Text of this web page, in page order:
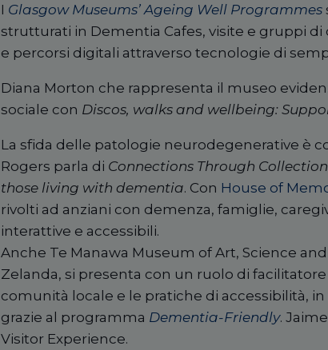
I Glasgow Museums’ Ageing Well Programmes
strutturati in Dementia Cafes, visite e gruppi
e percorsi digitali attraverso tecnologie di
Diana Morton che rappresenta il museo
sociale con Discos, walks and wellbeing:
La sfida delle patologie neurodegenerative è
Rogers parla di Connections Through
those living with dementia. Con House of
rivolti ad anziani con demenza, famiglie,
interattive e accessibili.
Anche Te Manawa Museum of Art, Science
Zelanda, si presenta con un ruolo di
comunità locale e le pratiche di accessibilità,
grazie al programma Dementia-Friendly.
Visitor Experience.